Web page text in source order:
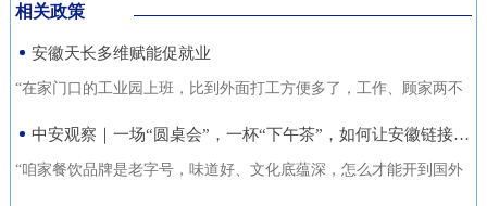
交通领航人才实训基地建设，将
相关政策
安徽天长多维赋能促就业
“在家门口的工业园上班，比到外面打工方便多了，工作、顾家两不
中安观察｜一场“圆桌会”，一杯“下午茶”，如何让安徽链接世界？
“咱家餐饮品牌是老字号，味道好、文化底蕴深，怎么才能开到国外